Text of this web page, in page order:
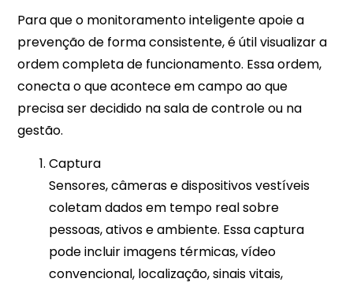
Para que o monitoramento inteligente apoie a
prevenção de forma consistente, é útil visualizar a
ordem completa de funcionamento. Essa ordem,
conecta o que acontece em campo ao que
precisa ser decidido na sala de controle ou na
gestão.
Captura
Sensores, câmeras e dispositivos vestíveis
coletam dados em tempo real sobre
pessoas, ativos e ambiente. Essa captura
pode incluir imagens térmicas, vídeo
convencional, localização, sinais vitais,